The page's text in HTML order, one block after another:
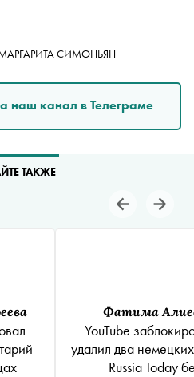
СИМОНЬЯН
наш канал в Телеграме
ТАКЖЕ
Фатима
YouTube
удалил два
Russia Today